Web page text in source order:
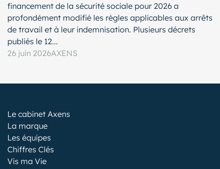
financement de la sécurité sociale pour 2026 a
profondément modifié les règles applicables aux arrêts
de travail et à leur indemnisation. Plusieurs décrets
publiés le 12...
26 juin 2026AXENS
Le cabinet Axens
La marque
Les équipes
Chiffres Clés
Vis ma Vie